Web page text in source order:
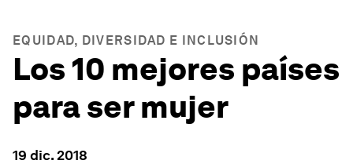
EQUIDAD, DIVERSIDAD E INCLUSIÓN
Los 10 mejores países
para ser mujer
19 dic. 2018